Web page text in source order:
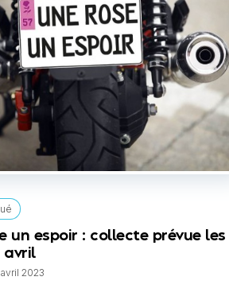
un espoir : collecte prévue les
avril
2023